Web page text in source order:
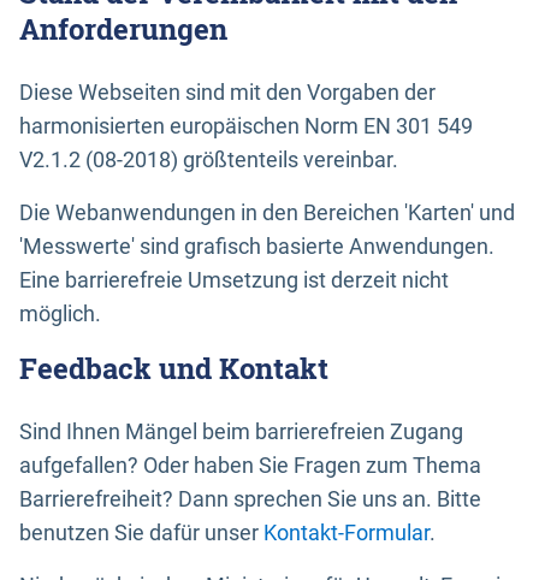
Anforderungen
Diese Webseiten sind mit den Vorgaben der
harmonisierten europäischen Norm EN 301 549
V2.1.2 (08-2018) größtenteils vereinbar.
Die Webanwendungen in den Bereichen 'Karten' und
'Messwerte' sind grafisch basierte Anwendungen.
Eine barrierefreie Umsetzung ist derzeit nicht
möglich.
Feedback und Kontakt
Sind Ihnen Mängel beim barrierefreien Zugang
aufgefallen? Oder haben Sie Fragen zum Thema
Barrierefreiheit? Dann sprechen Sie uns an. Bitte
benutzen Sie dafür unser Kontakt-Formular.